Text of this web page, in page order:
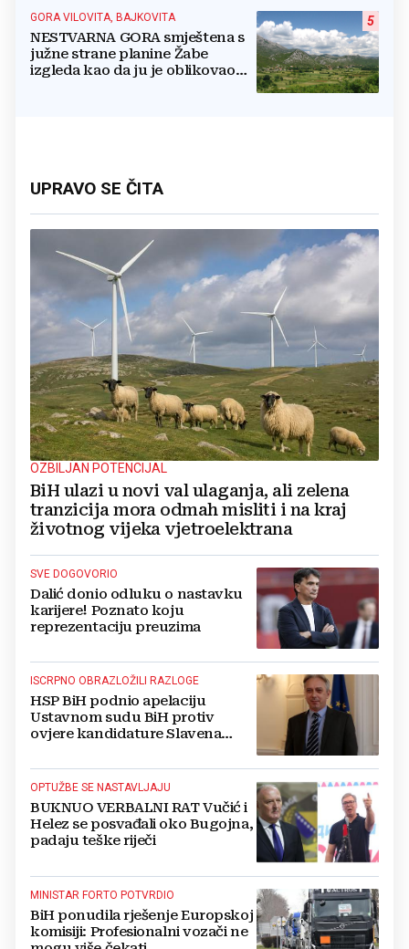
lovim na platnu
5
GORA VILOVITA, BAJKOVITA
NESTVARNA GORA smještena s
južne strane planine Žabe
izgleda kao da ju je oblikovao
UPRAVO SE ČITA
OZBILJAN POTENCIJAL
BiH ulazi u novi val ulaganja, ali zelena
tranzicija mora odmah misliti i na kraj
životnog vijeka vjetroelektrana
SVE DOGOVORIO
Dalić donio odluku o nastavku
karijere! Poznato koju
reprezentaciju preuzima
ISCRPNO OBRAZLOŽILI RAZLOGE
HSP BiH podnio apelaciju
Ustavnom sudu BiH protiv
ovjere kandidature Slavena
OPTUŽBE SE NASTAVLJAJU
BUKNUO VERBALNI RAT Vučić i
Helez se posvađali oko Bugojna,
padaju teške riječi
MINISTAR FORTO POTVRDIO
BiH ponudila rješenje Europskoj
komisiji: Profesionalni vozači ne